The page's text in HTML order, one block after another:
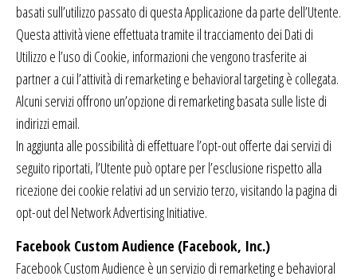
basati sull’utilizzo passato di questa Applicazione da parte dell’Utente.
Questa attività viene effettuata tramite il tracciamento dei Dati di
Utilizzo e l’uso di Cookie, informazioni che vengono trasferite ai
partner a cui l’attività di remarketing e behavioral targeting è collegata.
Alcuni servizi offrono un’opzione di remarketing basata sulle liste di
indirizzi email.
In aggiunta alle possibilità di effettuare l’opt-out offerte dai servizi di
seguito riportati, l’Utente può optare per l’esclusione rispetto alla
ricezione dei cookie relativi ad un servizio terzo, visitando la pagina di
opt-out del Network Advertising Initiative.
Facebook Custom Audience (Facebook, Inc.)
Facebook Custom Audience è un servizio di remarketing e behavioral